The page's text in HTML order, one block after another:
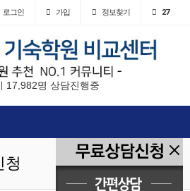
로그인 가입 정보찾기 27
17,982명 상담진행중
청